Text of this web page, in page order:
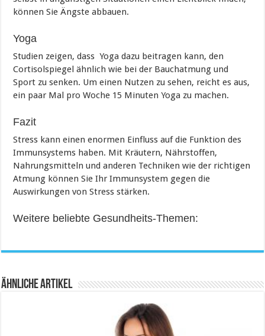
können Sie Ängste abbauen.
Yoga
Studien zeigen, dass Yoga dazu beitragen kann, den
Cortisolspiegel ähnlich wie bei der Bauchatmung und
Sport zu senken. Um einen Nutzen zu sehen, reicht es aus,
ein paar Mal pro Woche 15 Minuten Yoga zu machen.
Fazit
Stress kann einen enormen Einfluss auf die Funktion des
Immunsystems haben. Mit Kräutern, Nährstoffen,
Nahrungsmitteln und anderen Techniken wie der richtigen
Atmung können Sie Ihr Immunsystem gegen die
Auswirkungen von Stress stärken.
Weitere beliebte Gesundheits-Themen:
Ähnliche Artikel